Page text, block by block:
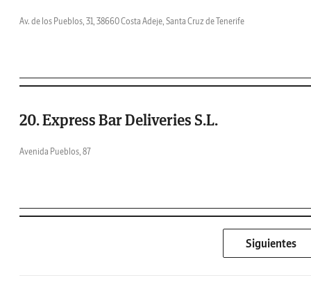
Av. de los Pueblos, 31, 38660 Costa Adeje, Santa Cruz de Tenerife
20. Express Bar Deliveries S.L.
Avenida Pueblos, 87
Siguientes